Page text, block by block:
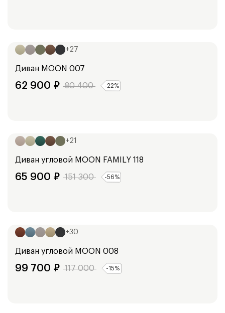
+27
Диван MOON 007
62 900 ₽ 80 400 -22%
+21
Диван угловой MOON FAMILY 118
65 900 ₽ 151 300 -56%
+30
Диван угловой MOON 008
99 700 ₽ 117 000 -15%